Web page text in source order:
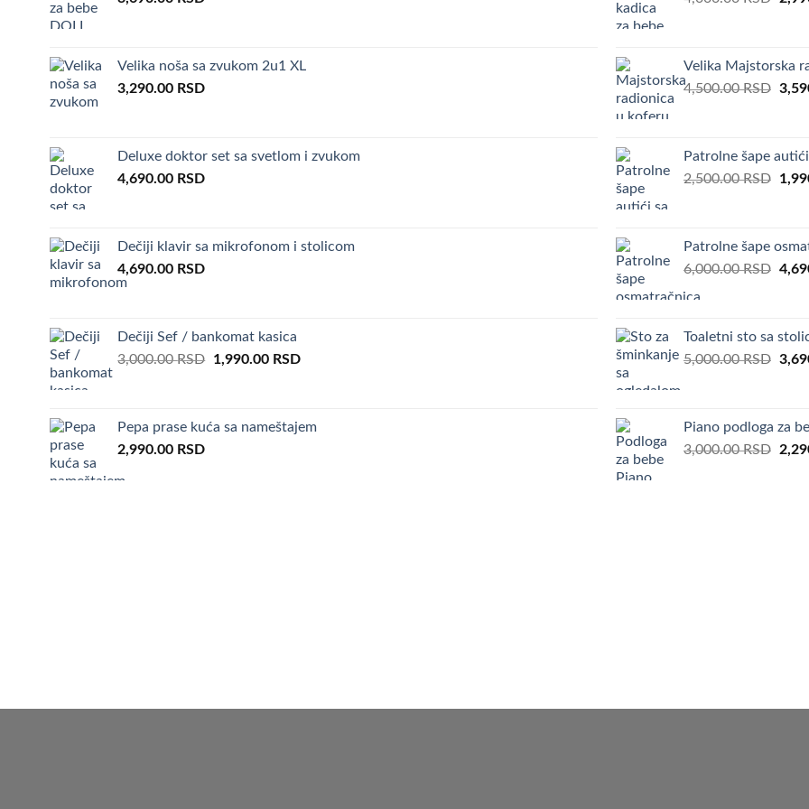
Velika noša sa zvukom 2u1 XL
3,290.00 RSD
Velika Majstorska
4,500.00RSD
Deluxe doktor set sa svetlom i zvukom
4,690.00 RSD
Patrolne šape
2,500.00RSD
Dečiji klavir sa mikrofonom i stolicom
4,690.00 RSD
Patrolne šape
6,000.00RSD
Dečiji Sef / bankomat kasica
3,000.00RSD
Original
1,990.00 RSDCurrent
Toaletni sto sa
5,000.00RSD
Pepa prase kuća sa nameštajem
2,990.00 RSD
Piano podloga za
3,000.00RSD